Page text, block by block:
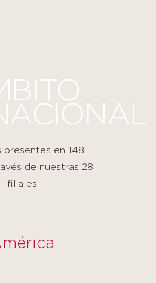
presentes en 148
de nuestras 28
filiales